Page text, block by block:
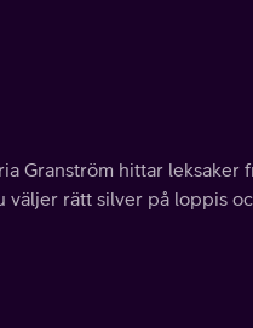
Granström hittar
väljer rätt silver på loppis